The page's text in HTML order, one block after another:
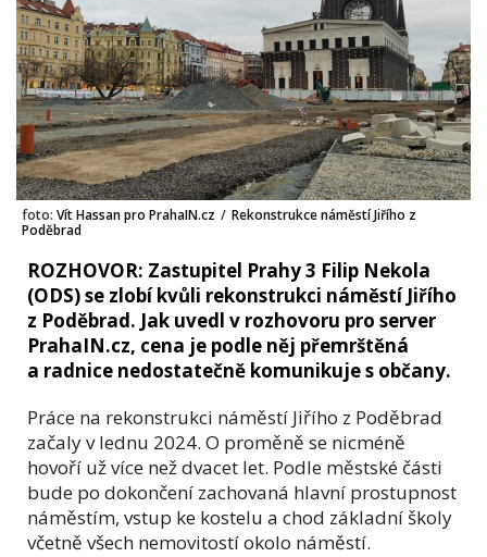
foto: Vít Hassan pro PrahaIN.cz / Rekonstrukce náměstí Jiřího z
Poděbrad
ROZHOVOR: Zastupitel Prahy 3 Filip Nekola
(ODS) se zlobí kvůli rekonstrukci náměstí Jiřího
z Poděbrad. Jak uvedl v rozhovoru pro server
PrahaIN.cz, cena je podle něj přemrštěná
a radnice nedostatečně komunikuje s občany.
Práce na rekonstrukci náměstí Jiřího z Poděbrad
začaly v lednu 2024. O proměně se nicméně
hovoří už více než dvacet let. Podle městské části
bude po dokončení zachovaná hlavní prostupnost
náměstím, vstup ke kostelu a chod základní školy
včetně všech nemovitostí okolo náměstí.